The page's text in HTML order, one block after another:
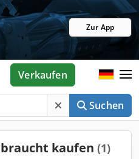
Zur App
Suchen
Verkaufen
kaufen (1)